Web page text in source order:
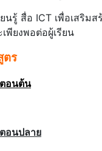
นรู้ สื่อ ICT เพื่อเสริม
พียงพอต่อผู้เรียน
ตร
อนต้น
อนปลาย